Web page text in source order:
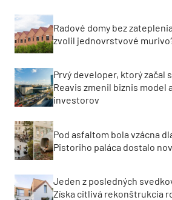
Radové domy bez
zvolil jednovrstvové
Prvý developer, ktorý začal
Reavis zmenil biznis model
investorov
Pod asfaltom bola vzácna
Pistoriho paláca dostalo
Jeden z posledných
Získa citlivá rekonštrukcia